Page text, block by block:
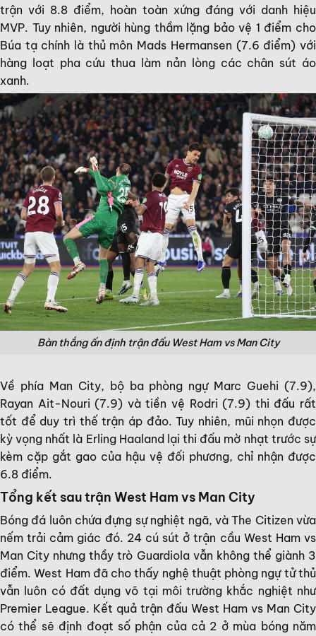
trận với 8.8 điểm, hoàn toàn xứng đáng với danh hiệu
MVP. Tuy nhiên, người hùng thầm lặng bảo vệ 1 điểm cho
Búa tạ chính là thủ môn Mads Hermansen (7.6 điểm) với
hàng loạt pha cứu thua làm nản lòng các chân sút áo
xanh.
Bàn thắng ấn định trận đấu West Ham vs Man City
Về phía Man City, bộ ba phòng ngự Marc Guehi (7.9),
Rayan Ait-Nouri (7.9) và tiền vệ Rodri (7.9) thi đấu rất
tốt để duy trì thế trận áp đảo. Tuy nhiên, mũi nhọn được
kỳ vọng nhất là Erling Haaland lại thi đấu mờ nhạt trước sự
kèm cặp gắt gao của hậu vệ đối phương, chỉ nhận được
6.8 điểm.
Tổng kết sau trận West Ham vs Man City
Bóng đá luôn chứa đựng sự nghiệt ngã, và The Citizen vừa
nếm trải cảm giác đó. 24 cú sút ở trận cầu West Ham vs
Man City nhưng thầy trò Guardiola vẫn không thể giành 3
điểm. West Ham đã cho thấy nghệ thuật phòng ngự tử thủ
vẫn luôn có đất dụng võ tại môi trường khắc nghiệt như
Premier League. Kết quả trận đấu West Ham vs Man City
có thể sẽ định đoạt số phận của cả 2 ở mùa bóng năm